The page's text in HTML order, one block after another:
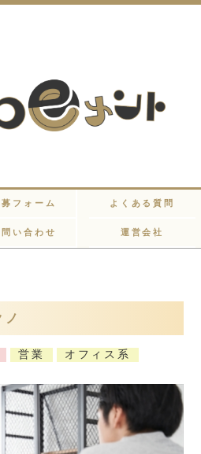
募フォーム よくある質問
問い合わせ 運営会社
営業
オフィス系